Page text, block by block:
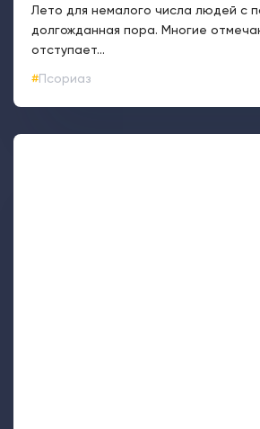
​Лето для немалого числа людей с
долгожданная пора. Многие
отступает...
Псориаз